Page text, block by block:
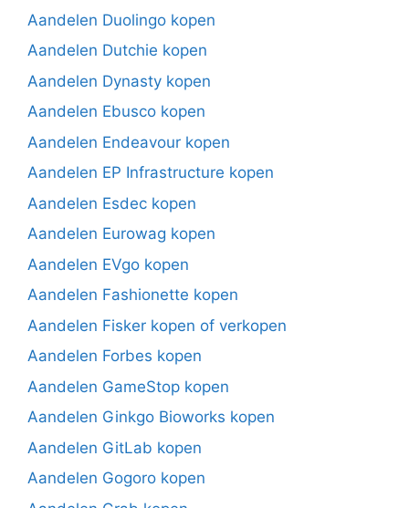
Aandelen Duolingo kopen
Aandelen Dutchie kopen
Aandelen Dynasty kopen
Aandelen Ebusco kopen
Aandelen Endeavour kopen
Aandelen EP Infrastructure kopen
Aandelen Esdec kopen
Aandelen Eurowag kopen
Aandelen EVgo kopen
Aandelen Fashionette kopen
Aandelen Fisker kopen of verkopen
Aandelen Forbes kopen
Aandelen GameStop kopen
Aandelen Ginkgo Bioworks kopen
Aandelen GitLab kopen
Aandelen Gogoro kopen